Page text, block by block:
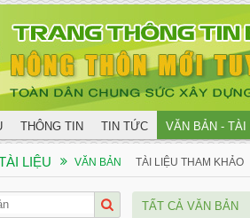
THÔNG TIN TIN TỨC VĂN BẢN - TÀI
LIỆU VĂN BẢN TÀI LIỆU THAM KHẢO
TẤT CẢ VĂN BẢN